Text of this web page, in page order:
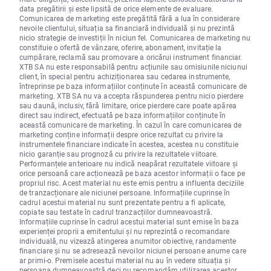
data pregătirii și este lipsită de orice elemente de evaluare.
Comunicarea de marketing este pregătită fără a lua în considerare
nevoile clientului, situația sa financiară individuală și nu prezintă
nicio strategie de investiții în niciun fel. Comunicarea de marketing nu
constituie o ofertă de vânzare, oferire, abonament, invitație la
cumpărare, reclamă sau promovare a oricărui instrument financiar.
XTB SA nu este responsabilă pentru acțiunile sau omisiunile niciunui
client, în special pentru achiziționarea sau cedarea instrumente,
întreprinse pe baza informațiilor conținute în această comunicare de
marketing. XTB SA nu va accepta răspunderea pentru nicio pierdere
sau daună, inclusiv, fără limitare, orice pierdere care poate apărea
direct sau indirect, efectuată pe baza informațiilor conținute în
această comunicare de marketing. În cazul în care comunicarea de
marketing conține informații despre orice rezultat cu privire la
instrumentele financiare indicate în acestea, acestea nu constituie
nicio garanție sau prognoză cu privire la rezultatele viitoare.
Performanțele anterioare nu indică neapărat rezultatele viitoare și
orice persoană care acționează pe baza acestor informații o face pe
propriul risc. Acest material nu este emis pentru a influenta deciziile
de tranzacționare ale niciunei persoane. Informațiile cuprinse în
cadrul acestui material nu sunt prezentate pentru a fi aplicate,
copiate sau testate în cadrul tranzacțiilor dumneavoastră.
Informațiile cuprinse în cadrul acestui material sunt emise în baza
experienței proprii a emitentului și nu reprezintă o recomandare
individuală, nu vizează atingerea anumitor obiective, randamente
financiare și nu se adresează nevoilor niciunei persoane anume care
ar primi-o. Premisele acestui material nu au în vedere situația și